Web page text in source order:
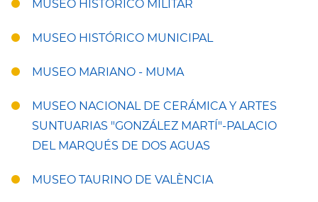
MUSEO HISTÓRICO MILITAR
MUSEO HISTÓRICO MUNICIPAL
MUSEO MARIANO - MUMA
MUSEO NACIONAL DE CERÁMICA Y ARTES
SUNTUARIAS "GONZÁLEZ MARTÍ"-PALACIO
DEL MARQUÉS DE DOS AGUAS
MUSEO TAURINO DE VALÈNCIA